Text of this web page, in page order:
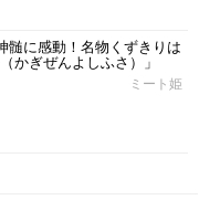
髄に感動！名物くずきりは
かぎぜんよしふさ）」
ミート姫